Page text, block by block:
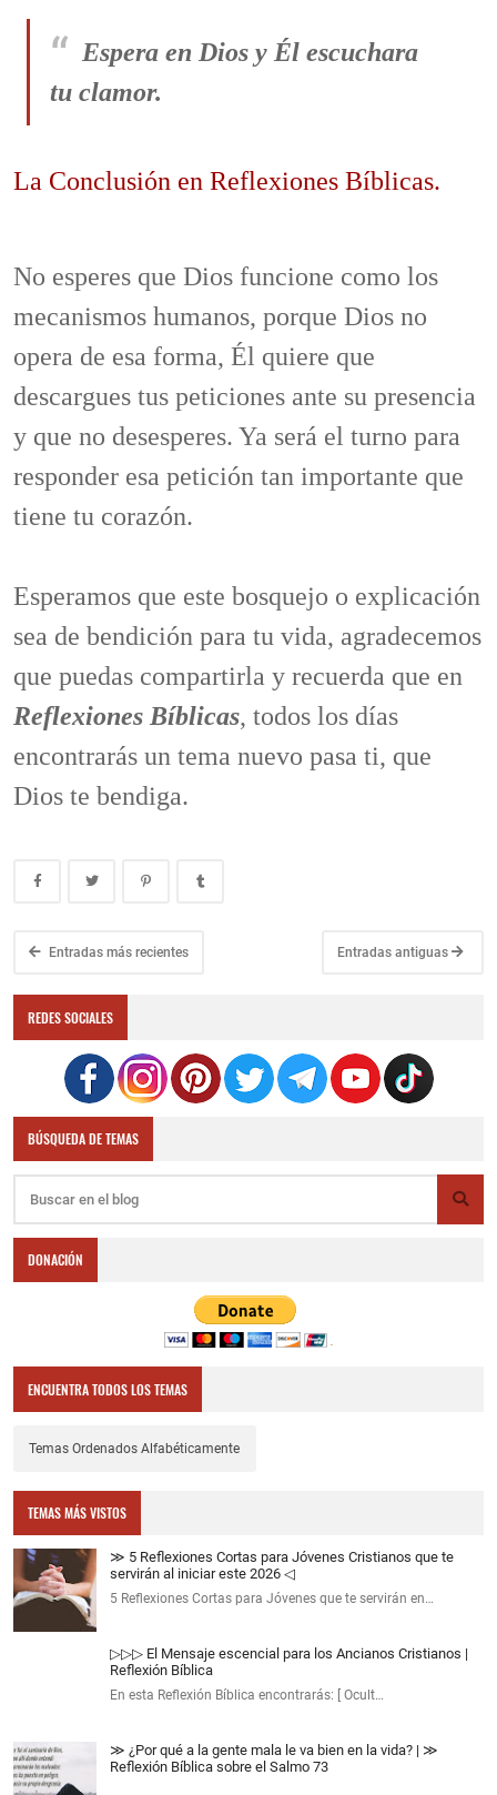
Espera en Dios y Él escuchara
tu clamor.
La Conclusión en Reflexiones Bíblicas.
No esperes que Dios funcione como los
mecanismos humanos, porque Dios no
opera de esa forma, Él quiere que
descargues tus peticiones ante su presencia
y que no desesperes. Ya será el turno para
responder esa petición tan importante que
tiene tu corazón.
Esperamos que este bosquejo o explicación
sea de bendición para tu vida, agradecemos
que puedas compartirla y recuerda que en
Reflexiones Bíblicas, todos los días
encontrarás un tema nuevo pasa ti, que
Dios te bendiga.
Entradas más recientes Entradas antiguas
REDES SOCIALES
BÚSQUEDA DE TEMAS
DONACIÓN
ENCUENTRA TODOS LOS TEMAS
Temas Ordenados Alfabéticamente
TEMAS MÁS VISTOS
≫ 5 Reflexiones Cortas para Jóvenes Cristianos que te
servirán al iniciar este 2026 ◁
5 Reflexiones Cortas para Jóvenes que te servirán en…
▷▷▷ El Mensaje escencial para los Ancianos Cristianos |
Reflexión Bíblica
En esta Reflexión Bíblica encontrarás: [ Ocult…
≫ ¿Por qué a la gente mala le va bien en la vida? | ≫
Reflexión Bíblica sobre el Salmo 73